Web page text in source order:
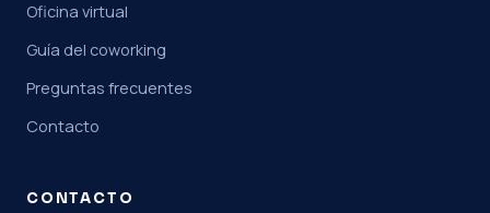
Oficina virtual
Guía del coworking
Preguntas frecuentes
Contacto
CONTACTO